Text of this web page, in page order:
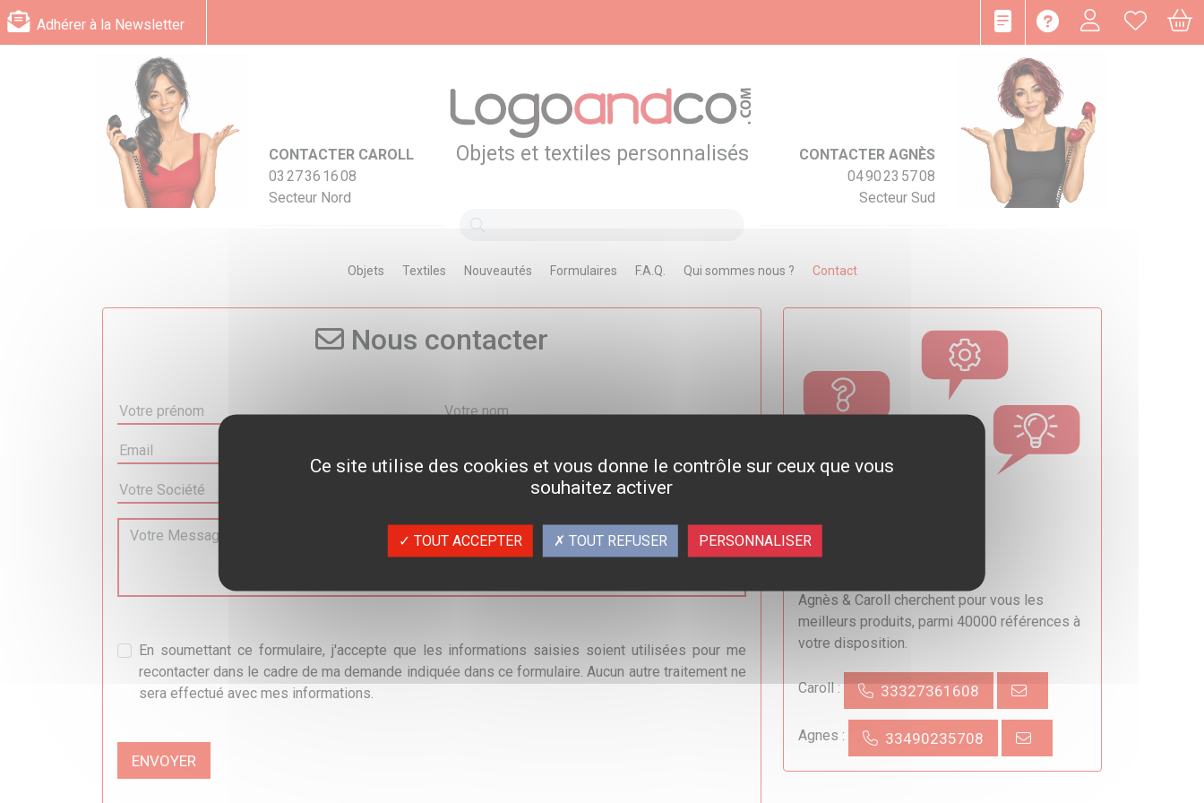
Adhérer à la Newsletter
CONTACTER CAROLL
03 27 36 16 08
Secteur Nord
Objets et textiles personnalisés
CONTACTER AGNÈS
04 90 23 57 08
Secteur Sud
Objets Textiles Nouveautés Formulaires F.A.Q. Qui sommes nous ? Contact
Nous contacter
En soumettant ce formulaire, j'accepte que les informations saisies soient utilisées pour me
recontacter dans le cadre de ma demande indiquée dans ce formulaire. Aucun autre traitement ne
sera effectué avec mes informations.
ENVOYER
Agnès & Caroll cherchent pour vous les
meilleurs produits, parmi 40000 références à
votre disposition.
Caroll : 33327361608
Agnes : 33490235708
Panneau de gestion des cookies
Ce site utilise des cookies et vous donne le contrôle sur ceux que vous
souhaitez activer
TOUT ACCEPTER TOUT REFUSER PERSONNALISER